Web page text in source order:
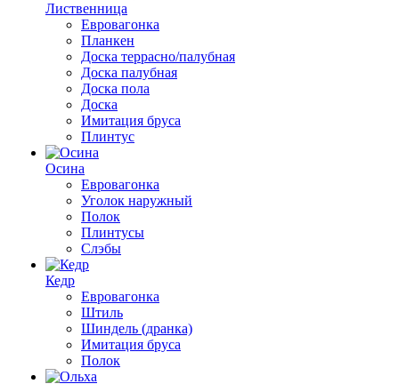
Лиственница
Евровагонка
Планкен
Доска террасно/палубная
Доска палубная
Доска пола
Доска
Имитация бруса
Плинтус
Осина
Евровагонка
Уголок наружный
Полок
Плинтусы
Слэбы
Кедр
Евровагонка
Штиль
Шиндель (дранка)
Имитация бруса
Полок